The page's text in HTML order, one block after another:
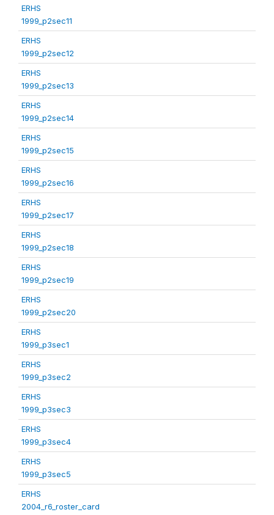
ERHS
1999_p2sec11
ERHS
1999_p2sec12
ERHS
1999_p2sec13
ERHS
1999_p2sec14
ERHS
1999_p2sec15
ERHS
1999_p2sec16
ERHS
1999_p2sec17
ERHS
1999_p2sec18
ERHS
1999_p2sec19
ERHS
1999_p2sec20
ERHS
1999_p3sec1
ERHS
1999_p3sec2
ERHS
1999_p3sec3
ERHS
1999_p3sec4
ERHS
1999_p3sec5
ERHS
2004_r6_roster_card